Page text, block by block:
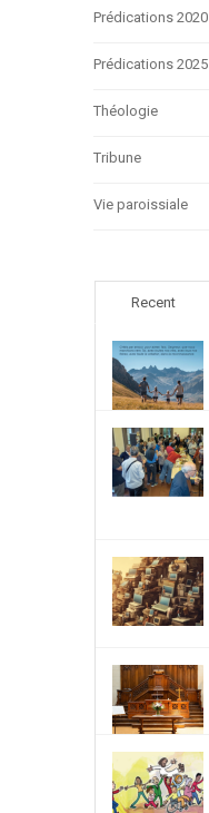
Prédications 2020
Prédications 2025
Théologie
Tribune
Vie paroissiale
Recent